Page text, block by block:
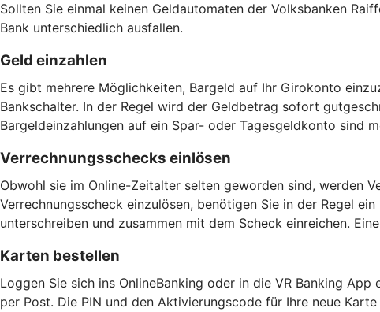
Sollten Sie einmal keinen Geldautomaten der Volksbanken
Bank unterschiedlich ausfallen.
Geld einzahlen
Es gibt mehrere Möglichkeiten, Bargeld auf Ihr Girokonto
Bankschalter. In der Regel wird der Geldbetrag sofort
Bargeldeinzahlungen auf ein Spar- oder Tagesgeldkonto sind
Verrechnungsschecks einlösen
Obwohl sie im Online-Zeitalter selten geworden sind, werden
Verrechnungsscheck einzulösen, benötigen Sie in der Regel
unterschreiben und zusammen mit dem Scheck einreichen.
Karten bestellen
Loggen Sie sich ins OnlineBanking oder in die VR Banking
per Post. Die PIN und den Aktivierungscode für Ihre neue